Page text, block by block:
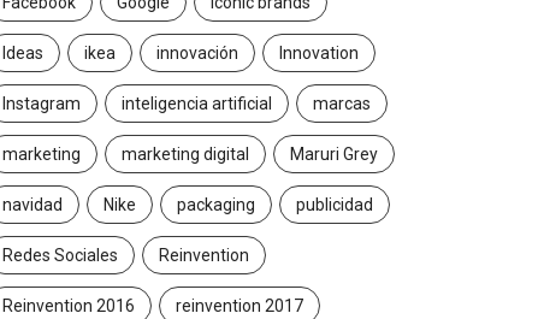
Ideas ikea innovación Innovation
Instagram inteligencia artificial marcas
marketing marketing digital Maruri Grey
navidad Nike packaging publicidad
Redes Sociales Reinvention
Reinvention 2016 reinvention 2017